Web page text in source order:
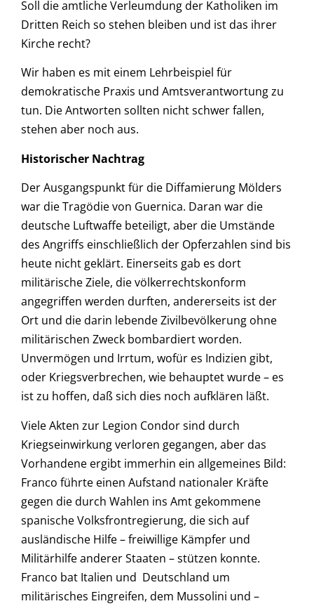
Soll die amtliche Verleumdung der Katholiken im
Dritten Reich so stehen bleiben und ist das ihrer
Kirche recht?
Wir haben es mit einem Lehrbeispiel für
demokratische Praxis und Amtsverantwortung zu
tun. Die Antworten sollten nicht schwer fallen,
stehen aber noch aus.
Historischer Nachtrag
Der Ausgangspunkt für die Diffamierung Mölders
war die Tragödie von Guernica. Daran war die
deutsche Luftwaffe beteiligt, aber die Umstände
des Angriffs einschließlich der Opferzahlen sind bis
heute nicht geklärt. Einerseits gab es dort
militärische Ziele, die völkerrechtskonform
angegriffen werden durften, andererseits ist der
Ort und die darin lebende Zivilbevölkerung ohne
militärischen Zweck bombardiert worden.
Unvermögen und Irrtum, wofür es Indizien gibt,
oder Kriegsverbrechen, wie behauptet wurde – es
ist zu hoffen, daß sich dies noch aufklären läßt.
Viele Akten zur Legion Condor sind durch
Kriegseinwirkung verloren gegangen, aber das
Vorhandene ergibt immerhin ein allgemeines Bild:
Franco führte einen Aufstand nationaler Kräfte
gegen die durch Wahlen ins Amt gekommene
spanische Volksfrontregierung, die sich auf
ausländische Hilfe – freiwillige Kämpfer und
Militärhilfe anderer Staaten – stützen konnte.
Franco bat Italien und Deutschland um
militärisches Eingreifen, dem Mussolini und –